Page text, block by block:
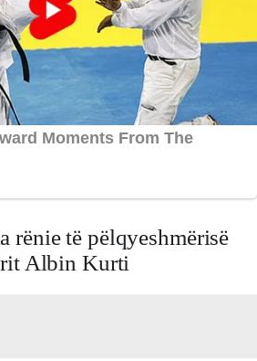
rënie të pëlqyeshmërisë
Albin Kurti